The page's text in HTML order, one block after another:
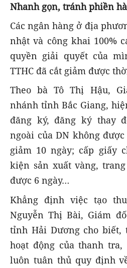
Nhanh gọn, tránh phiền hà
Các ngân hàng ở địa
nhật và công khai 100%
quyền giải quyết của
TTHC đã cắt giảm được
Theo bà Tô Thị Hậu,
nhánh tỉnh Bắc Giang,
đăng ký, đăng ký thay
ngoài của DN không
giảm 10 ngày; cấp giấy
kiện sản xuất vàng,
được 6 ngày…
Khẳng định việc tạo
Nguyễn Thị Bài, Giám
tỉnh Hải Dương cho biết,
hoạt động của thanh
luôn tuân thủ quy định